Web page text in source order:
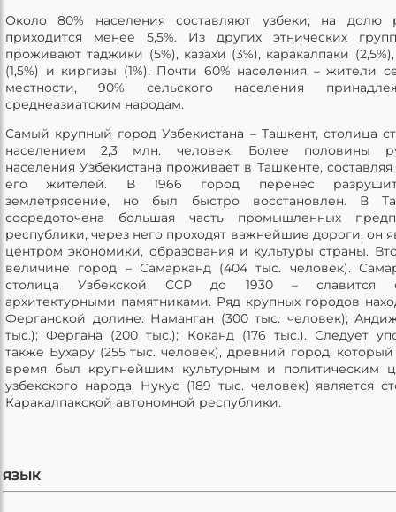
Около 80% населения составляют узбеки; на долю
приходится менее 5,5%. Из других этнических
проживают таджики (5%), казахи (3%), каракалпаки
(1,5%) и киргизы (1%). Почти 60% населения – жители
местности, 90% сельского населения
среднеазиатским народам.
Самый крупный город Узбекистана – Ташкент, столица
населением 2,3 млн. человек. Более половины
населения Узбекистана проживает в Ташкенте, составляя
его жителей. В 1966 город перенес
землетрясение, но был быстро восстановлен. В
сосредоточена большая часть промышленных
республики, через него проходят важнейшие дороги; он
центром экономики, образования и культуры страны.
величине город – Самарканд (404 тыс. человек).
столица Узбекской ССР до 1930 – славится
архитектурными памятниками. Ряд крупных городов
Ферганской долине: Наманган (300 тыс. человек);
тыс.); Фергана (200 тыс.); Коканд (176 тыс.). Следует
также Бухару (255 тыс. человек), древний город,
время был крупнейшим культурным и политическим
узбекского народа. Нукус (189 тыс. человек) является
Каракалпакской автономной республики.
ЯЗЫК